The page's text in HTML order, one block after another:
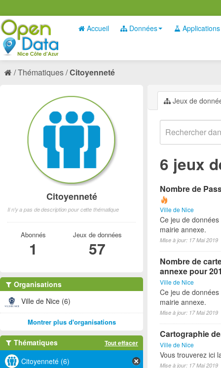
Accueil Données Applications
Thématiques Citoyenneté
Jeux de
6 jeux
Nombre de
Ville de Nice
Ce jeu de
mairie annexe.
Mise à jour: 17 Mai 2019
Nombre de
annexe pour
Ville de Nice
Ce jeu de
mairie annexe.
Mise à jour: 17 Mai 2019
Cartographie
Ville de Nice
Vous trouverez ici
Mise à jour: 17 Mai 2019
Citoyenneté
Il n'y a pas de description pour cette thématique
Abonnés
1
Jeux de données
57
Organisations
Ville de Nice (6)
Montrer plus d'organisations
Thématiques Tout effacer
Citoyenneté (6)